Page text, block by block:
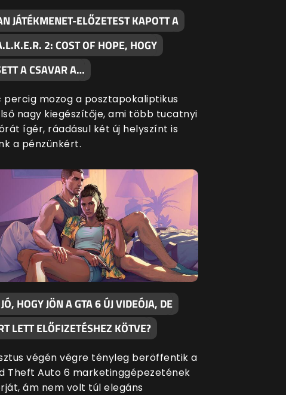
JÁTÉKMENET-ELŐZETEST KAPOTT A
2: COST OF HOPE, HOGY
A CSAVAR A…
percig mozog a posztapokaliptikus
nagy kiegészítője, ami több tucatnyi
ígér, ráadásul két új helyszínt is
a pénzünkért.
HOGY JÖN A GTA 6 ÚJ VIDEÓJA, DE
LETT ELŐFIZETÉSHEZ KÖTVE?
végén végre tényleg beröffentik a
Theft Auto 6 marketinggépezetének
ám nem volt túl elegáns